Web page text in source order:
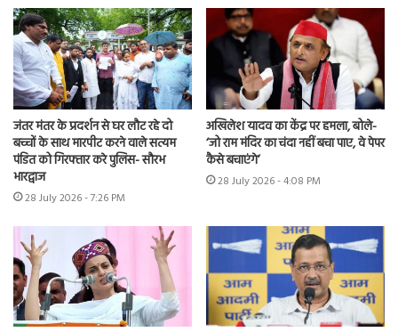
जंतर मंतर के प्रदर्शन से घर लौट रहे दो
बच्चों के साथ मारपीट करने वाले सत्यम
पंडित को गिरफ्तार करे पुलिस- सौरभ
भारद्वाज
28 July 2026 - 7:26 PM
अखिलेश यादव का केंद्र पर हमला, बोले-
‘जो राम मंदिर का चंदा नहीं बचा पाए, वे पेपर
कैसे बचाएंगे’
28 July 2026 - 4:08 PM